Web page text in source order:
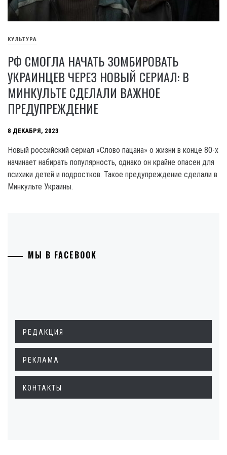
КУЛЬТУРА
РФ СМОГЛА НАЧАТЬ ЗОМБИРОВАТЬ
УКРАИНЦЕВ ЧЕРЕЗ НОВЫЙ СЕРИАЛ: В
МИНКУЛЬТЕ СДЕЛАЛИ ВАЖНОЕ
ПРЕДУПРЕЖДЕНИЕ
8 ДЕКАБРЯ, 2023
Новый российский сериал «Слово пацана» о жизни в конце 80-х
начинает набирать популярность, однако он крайне опасен для
психики детей и подростков. Такое предупреждение сделали в
Минкульте Украины.
МЫ В FACEBOOK
РЕДАКЦИЯ
РЕКЛАМА
КОНТАКТЫ